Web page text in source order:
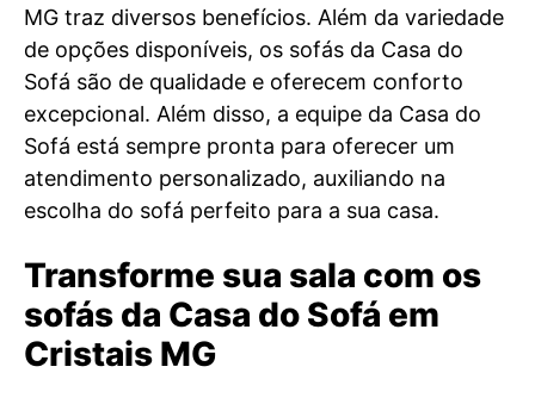
MG traz diversos benefícios. Além da variedade
de opções disponíveis, os sofás da Casa do
Sofá são de qualidade e oferecem conforto
excepcional. Além disso, a equipe da Casa do
Sofá está sempre pronta para oferecer um
atendimento personalizado, auxiliando na
escolha do sofá perfeito para a sua casa.
Transforme sua sala com os
sofás da Casa do Sofá em
Cristais MG